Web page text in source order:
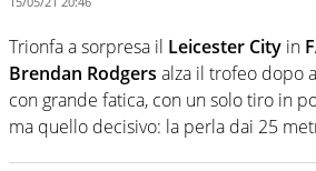
Trionfa a sorpresa il Leicester City in
Brendan Rodgers alza il trofeo dopo
con grande fatica, con un solo tiro in
ma quello decisivo: la perla dai 25